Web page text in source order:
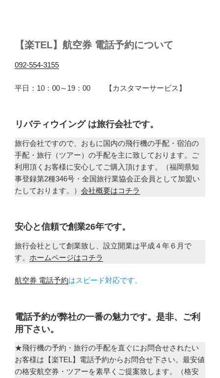
【楽TEL】航空券 電話予約について
092-554-3155
平日：10：00～19：00 【カスタマーサービス】
リバティウイング は旅行会社です。
旅行会社ですので、おもに国内の飛行機の手配・宿泊の
手配・旅行（ツアー）の手配を主に致しております。ご
利用頂くお客様に安心してご購入頂けます。（福岡県知
事登録第2種346号・全国旅行業協会正会員として加盟い
たしております。） 会社概要はコチラ
安心と信頼で創業26年です。
旅行会社として創業致し、設立開業は平成４年６月で
す。 ホームページはコチラ
航空券 電話予約はスピード対応です。
電話予約が弊社の一番の魅力です。是非、ご利
用下さい。
★飛行機の予約・旅行の手配を直ぐにお問合せされたい
お客様は【楽TEL】電話予約からお問合せ下さい。最安値
の格安航空券・ツアーを素早くご提案致します。（格安